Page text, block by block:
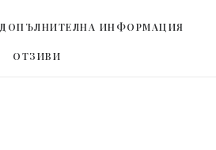
ДОПЪЛНИТЕЛНА ИНФОРМАЦИЯ
ОТЗИВИ